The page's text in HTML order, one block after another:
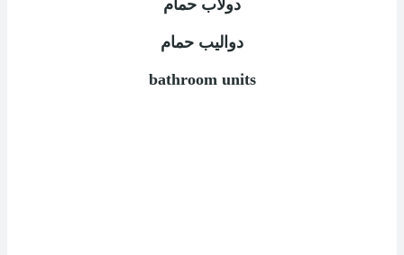
دولاب حمام
دواليب حمام
bathroom units